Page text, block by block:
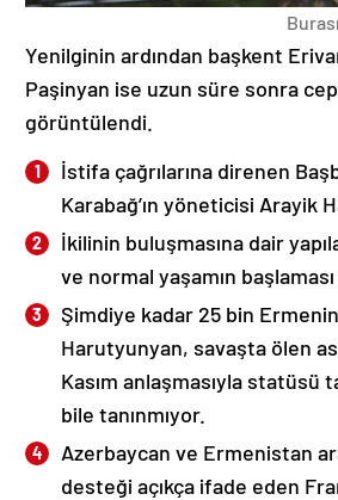
Yenilginin ardından başkent
Paşinyan ise uzun süre sonra
görüntülendi.
İstifa çağrılarına direnen
Karabağ’ın yöneticisi Arayik
İkilinin buluşmasına dair
ve normal yaşamın başlaması
Şimdiye kadar 25 bin
Harutyunyan, savaşta ölen
Kasım anlaşmasıyla statüsü
bile tanınmıyor.
Azerbaycan ve Ermenistan
desteği açıkça ifade eden